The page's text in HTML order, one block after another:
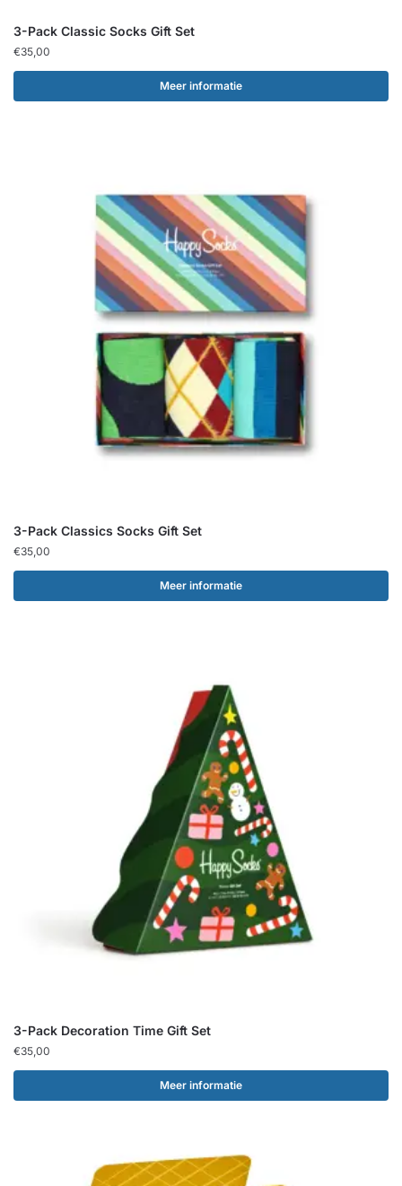
3-Pack Classic Socks Gift Set
€35,00
Meer informatie
3-Pack Classics Socks Gift Set
€35,00
Meer informatie
3-Pack Decoration Time Gift Set
€35,00
Meer informatie